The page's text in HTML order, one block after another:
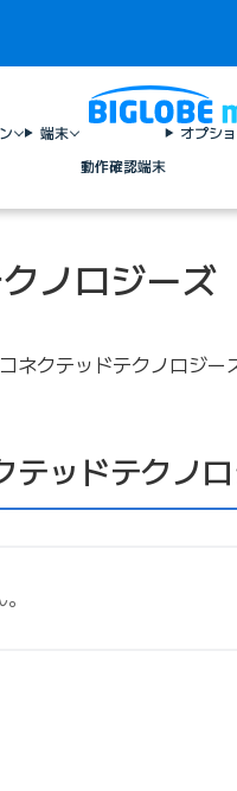
端末
動作確認端末
オプシ
ノロジーズ
クテッドテクノロジー
テッドテクノ